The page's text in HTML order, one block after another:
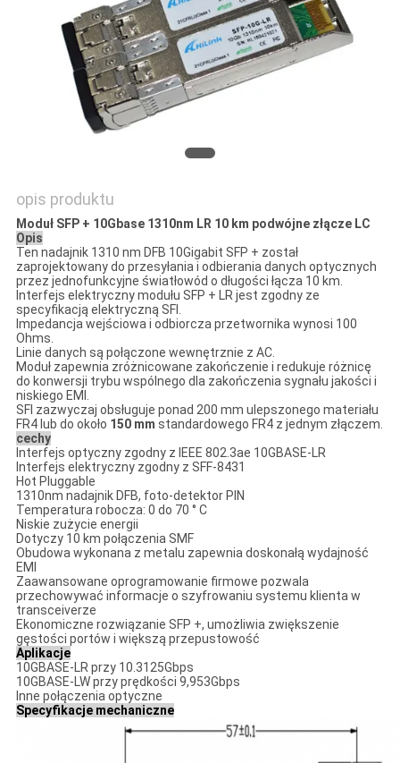
WYCENĘ
SITEMAP
POLITYKA
opis produktu
Moduł SFP + 10Gbase 1310nm LR 10 km podwójne złącze LC
Opis
Ten nadajnik 1310 nm DFB 10Gigabit SFP + został
zaprojektowany do przesyłania i odbierania danych optycznych
przez jednofunkcyjne światłowód o długości łącza 10 km.
Interfejs elektryczny modułu SFP + LR jest zgodny ze
specyfikacją elektryczną SFI.
Impedancja wejściowa i odbiorcza przetwornika wynosi 100
Ohms.
Linie danych są połączone wewnętrznie z AC.
Moduł zapewnia zróżnicowane zakończenie i redukuje różnicę
do konwersji trybu wspólnego dla zakończenia sygnału jakości i
niskiego EMI.
SFI zazwyczaj obsługuje ponad 200 mm ulepszonego materiału
FR4 lub do około 150 mm standardowego FR4 z jednym złączem.
cechy
Interfejs optyczny zgodny z IEEE 802.3ae 10GBASE-LR
Interfejs elektryczny zgodny z SFF-8431
Hot Pluggable
1310nm nadajnik DFB, foto-detektor PIN
Temperatura robocza: 0 do 70 ° C
Niskie zużycie energii
Dotyczy 10 km połączenia SMF
Obudowa wykonana z metalu zapewnia doskonałą wydajność
EMI
Zaawansowane oprogramowanie firmowe pozwala
przechowywać informacje o szyfrowaniu systemu klienta w
transceiverze
Ekonomiczne rozwiązanie SFP +, umożliwia zwiększenie
gęstości portów i większą przepustowość
Aplikacje
10GBASE-LR przy 10.3125Gbps
10GBASE-LW przy prędkości 9,953Gbps
Inne połączenia optyczne
Specyfikacje mechaniczne